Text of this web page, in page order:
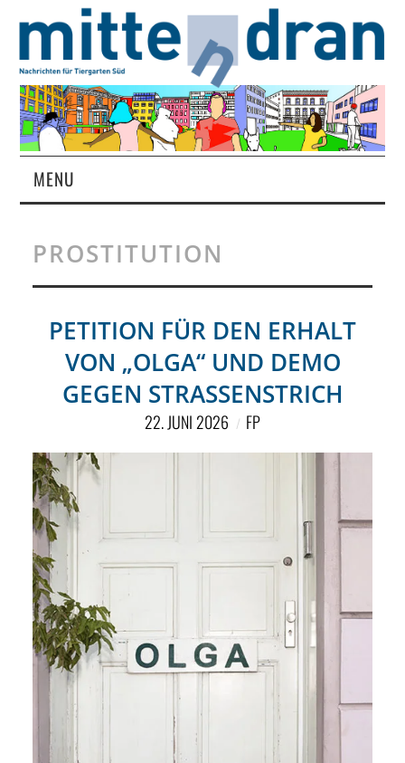
MENU
MAGAZIN
ÜBER UNS
RUBRIKEN
NETZWERK
SPONSORING
KONTAKT
PROSTITUTION
PETITION FÜR DEN ERHALT
VON „OLGA“ UND DEMO
GEGEN STRASSENSTRICH
22. JUNI 2026 FP